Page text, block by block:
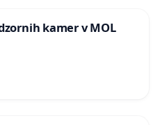
kamer v MOL